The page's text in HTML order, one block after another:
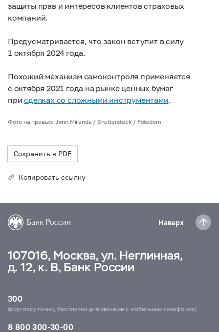
защиты прав и интересов клиентов страховых
компаний.
Предусматривается, что закон вступит в силу
1 октября 2024 года.
Похожий механизм самоконтроля применяется
с октября 2021 года на рынке ценных бумаг
присделках со сложными инструментами.
Фото на превью: Jenn Miranda / Shutterstock / Fotodom
Сохранить в PDF
Копировать ссылку
Наверх
107016, Москва, ул. Неглинная,
д. 12, к. В, Банк России
300
(круглосуточно, бесплатно для звонков с мобильных телефонов)
8 800 300-30-00